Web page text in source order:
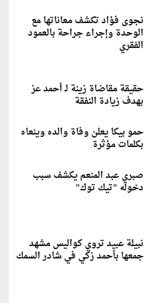
نجوى فؤاد تكشف معاناتها مع
الوحدة وإجراء جراحة بالعمود
الفقري
حقيقة مقاضاة زينة لـ أحمد عز
بهدف زيادة النفقة
حمو بيكا يعلن وفاة والده وينعاه
بكلمات مؤثرة
صبري عبد المنعم يكشف سبب
دخوله "تيك توك"
نبيلة عبيد تروي كواليس مشهد
جمعها بأحمد زكي في شادر السمك